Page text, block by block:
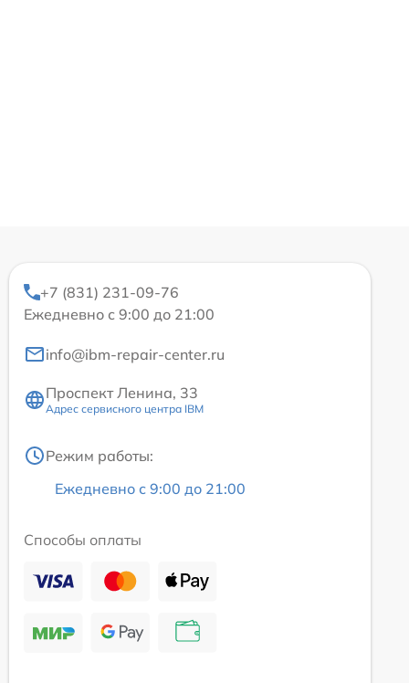
+7 (831) 231-09-76
Ежедневно с 9:00 до 21:00
info@ibm-repair-center.ru
Проспект Ленина, 33
Адрес сервисного центра IBM
Режим работы:
Ежедневно с 9:00 до 21:00
Способы оплаты